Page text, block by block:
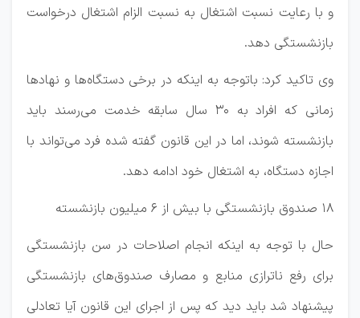
و با رعایت نسبت اشتغال به نسبت الزام اشتغال درخواست
بازنشستگی دهد.
وی تاکید کرد: باتوجه به اینکه در برخی دستگاه‌ها و نهادها
زمانی که افراد به ۳۰ سال سابقه خدمت می‌رسند باید
بازنشسته شوند، اما در این قانون گفته شده فرد می‌تواند با
اجازه دستگاه، به اشتغال خود ادامه دهد.
۱۸ صندوق بازنشستگی با بیش از ۶ میلیون بازنشسته
حال با توجه به اینکه انجام اصلاحات در سن بازنشستگی
برای رفع ناترازی منابع و مصارف صندوق‌های بازنشستگی
پیشنهاد شد باید دید که پس از اجرای این قانون آیا تعادلی